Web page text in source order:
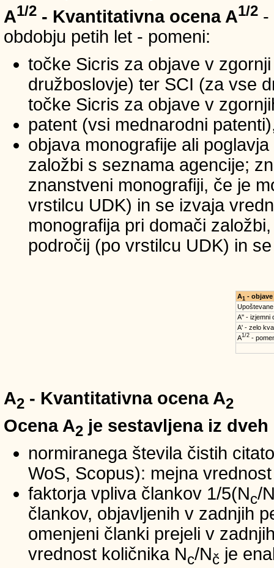
A1/2 - Kvantitativna ocena A1/2 -
obdobju petih let - pomeni:
točke Sicris za objave v
družboslovje) ter SCI (za vse
točke Sicris za objave v
patent (vsi mednarodni
objava monografije ali
založbi s seznama agencije;
znanstveni monografiji, če je
vrstilcu UDK) in se izvaja
monografija pri domači
področij (po vrstilcu UDK) in
A1 - objave
A'' - izjemni
A' - zelo
A1/2-
A2 - Kvantitativna ocena A2
Ocena A2 je sestavljena iz
normiranega števila čistih
WoS, Scopus): mejna
faktorja vpliva člankov 1/5(Nc/
člankov, objavljenih v zadnjih
omenjeni članki prejeli v
vrednost količnika Nc/Nč je